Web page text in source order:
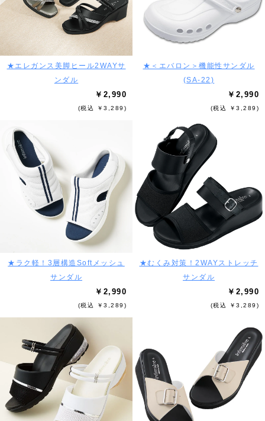
★エレガンス美脚ヒール2WAYサ
ンダル
￥2,990
(税込 ￥3,289)
★＜エバロン＞機能性サンダル
(SA-22)
￥2,990
(税込 ￥3,289)
★ラク軽！3層構造Softメッシュ
サンダル
￥2,990
(税込 ￥3,289)
★むくみ対策！2WAYストレッチ
サンダル
￥2,990
(税込 ￥3,289)